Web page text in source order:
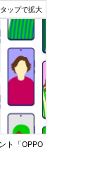
ト「OPPO